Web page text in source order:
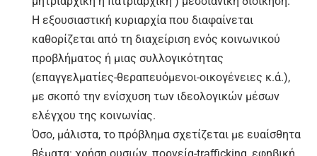
Η εξουσιαστική κυριαρχία που διαφαίνεται
καθορίζεται από τη διαχείριση ενός κοινωνικού
προβλήματος ή μιας συλλογικότητας
(επαγγελματίες-θεραπευόμενοι-οικογένειες κ.ά.),
με σκοπό την ενίσχυση των ιδεολογικών μέσων
ελέγχου της κοινωνίας.
Όσο, μάλιστα, το πρόβλημα σχετίζεται με ευαίσθητα
θέματα: χρήση ουσιών, πορνεία-trafficking, εφηβική